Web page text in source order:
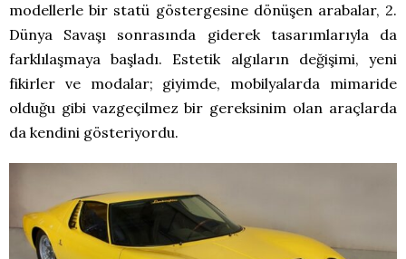
modellerle bir statü göstergesine dönüşen arabalar, 2.
Dünya Savaşı sonrasında giderek tasarımlarıyla da
farklılaşmaya başladı. Estetik algıların değişimi, yeni
fikirler ve modalar; giyimde, mobilyalarda mimaride
olduğu gibi vazgeçilmez bir gereksinim olan araçlarda
da kendini gösteriyordu.